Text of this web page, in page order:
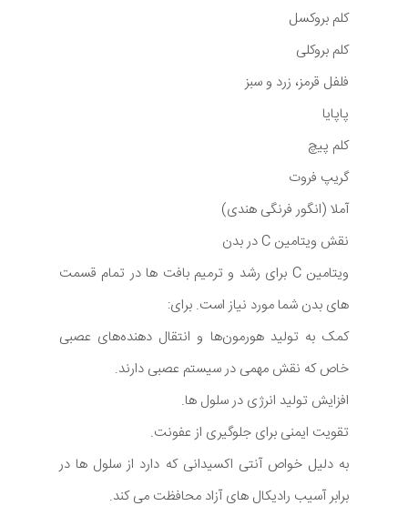
کلم بروکسل
کلم بروکلی
فلفل قرمز، زرد و سبز
پاپایا
کلم پیچ
گریپ فروت
آملا (انگور فرنگی هندی)
نقش ویتامین C در بدن
ویتامین C برای رشد و ترمیم بافت ها در تمام قسمت
های بدن شما مورد نیاز است. برای:
کمک به تولید هورمون‌ها و انتقال ‌دهنده‌های عصبی
خاص که نقش مهمی در سیستم عصبی دارند.
افزایش تولید انرژی در سلول ها.
تقویت ایمنی برای جلوگیری از عفونت.
به دلیل خواص آنتی اکسیدانی که دارد از سلول ها در
برابر آسیب رادیکال های آزاد محافظت می کند.